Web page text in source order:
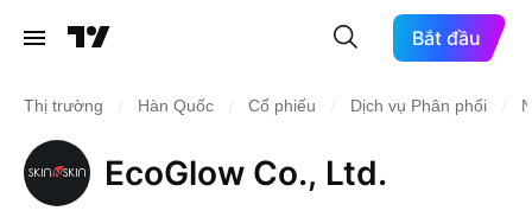
Bắt đầu
Thị trường Hàn Quốc Cổ phiếu Dịch vụ Phân phối
EcoGlow Co., Ltd.